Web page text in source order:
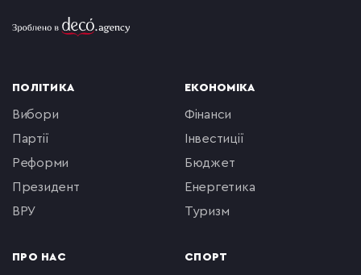
ПОЛІТИКА
вибори
партії
реформи
президент
ВРУ
ПРО НАС
ЕКОНОМІКА
фінанси
інвестиції
бюджет
енергетика
туризм
СПОРТ